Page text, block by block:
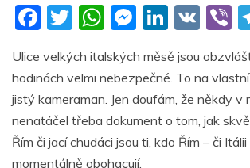
F
c
e
b
o
T
itt
er
W
at
s
A
p
M
ss
e
n
g
Li
n
k
e
dI
n
V
b
Ulice velkých italských měsě jsou
hodinách velmi nebezpečné. To na
jistý kameraman. Jen doufám, že někdy v
nenatáčel třeba dokument o tom, jak
Řím či jací chudáci jsou ti, kdo Řím – či
momentálně obohacují.